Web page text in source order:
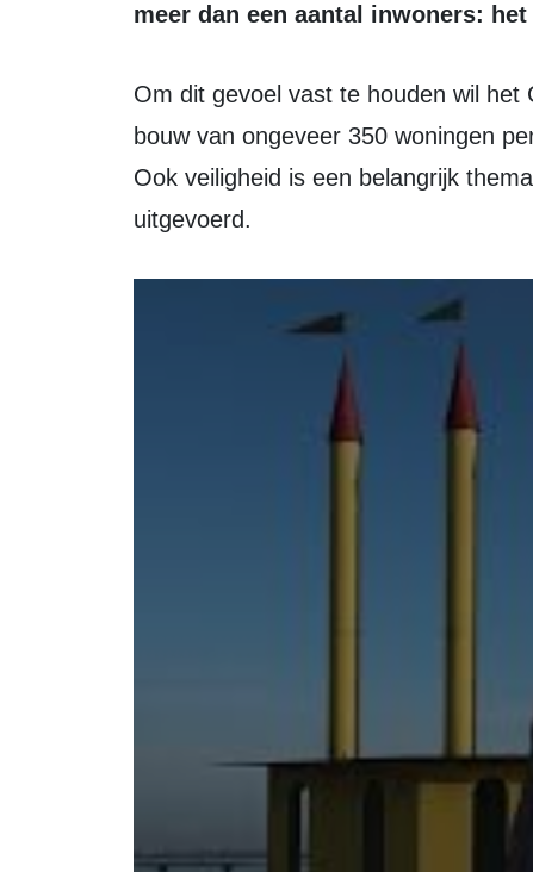
meer dan een aantal inwoners:
Om dit gevoel vast te houden wil het CDA dat inwoners in Zeewolde kunnen blijven wonen, jong en oud. De partij zet in op de
bouw van ongeveer 350 woningen
Ook veiligheid is een belangrijk
uitgevoerd.